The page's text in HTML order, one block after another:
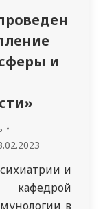
и
и
кафедрой
в